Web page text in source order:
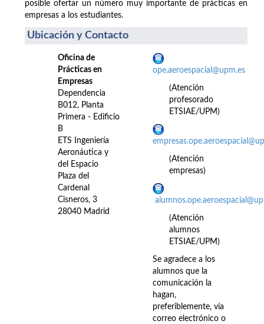
posible ofertar un número muy importante de prácticas en
empresas a los estudiantes.
Ubicación y Contacto
Oficina de
Prácticas en
Empresas
Dependencia
B012, Planta
Primera - Edificio
B
ETS Ingeniería
Aeronáutica y
del Espacio
Plaza del
Cardenal
Cisneros, 3
28040 Madrid
ope.aeroespacial@upm.es
(Atención
profesorado
ETSIAE/UPM)
(Atención
empresas)
(Atención
alumnos
ETSIAE/UPM)
Se agradece a los
alumnos que la
comunicación la
hagan,
preferiblemente, vía
correo electrónico o